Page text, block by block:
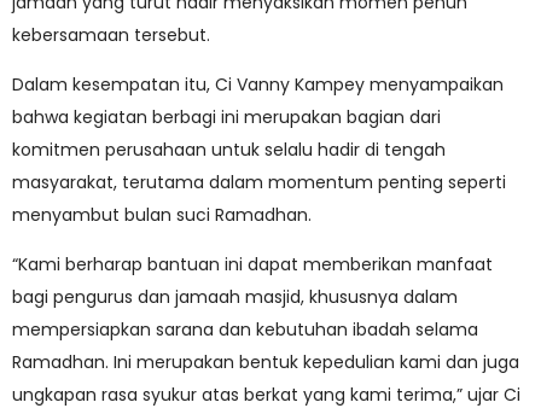
kebersamaan tersebut.
Dalam kesempatan itu, Ci Vanny Kampey menyampaikan
bahwa kegiatan berbagi ini merupakan bagian dari
komitmen perusahaan untuk selalu hadir di tengah
masyarakat, terutama dalam momentum penting seperti
menyambut bulan suci Ramadhan.
“Kami berharap bantuan ini dapat memberikan manfaat
bagi pengurus dan jamaah masjid, khususnya dalam
mempersiapkan sarana dan kebutuhan ibadah selama
Ramadhan. Ini merupakan bentuk kepedulian kami dan juga
ungkapan rasa syukur atas berkat yang kami terima,” ujar Ci